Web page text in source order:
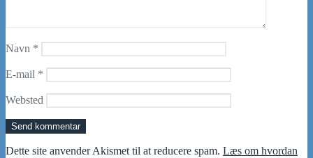
Navn *
E-mail *
Websted
Dette site anvender Akismet til at reducere spam. Læs om hvordan